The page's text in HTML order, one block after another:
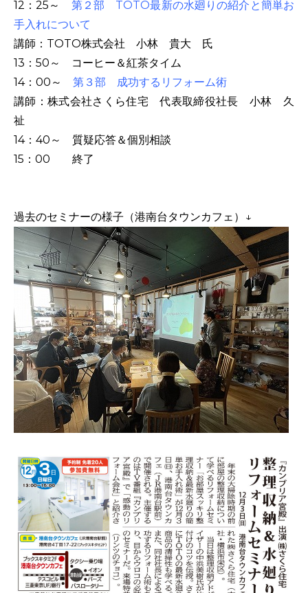
12：25～ 第２部 TOTO最新の水廻りの紹介と簡単お
手入れについて
講師：TOTO株式会社 小林 貴大 氏
13：50～ コーヒー＆紅茶タイム
14：00～ 第３部 成功するリフォーム術
講師：株式会社さくら住宅 代表取締役社長 小林 久
祉
14：40～ 質疑応答＆個別相談
15：00 終了
過去のセミナーの様子（港南台タウンカフェ）↓